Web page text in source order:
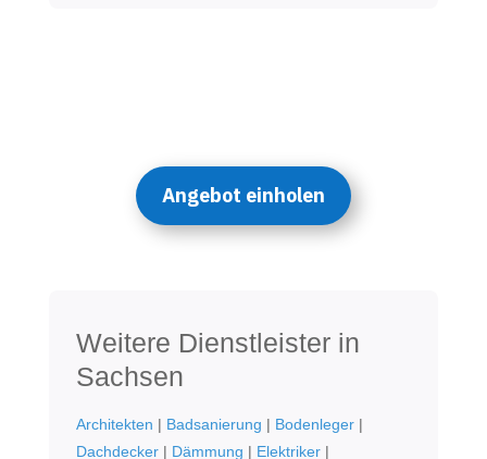
Angebot einholen
Weitere Dienstleister in
Sachsen
Architekten | Badsanierung | Bodenleger|
Dachdecker| Dämmung | Elektriker|